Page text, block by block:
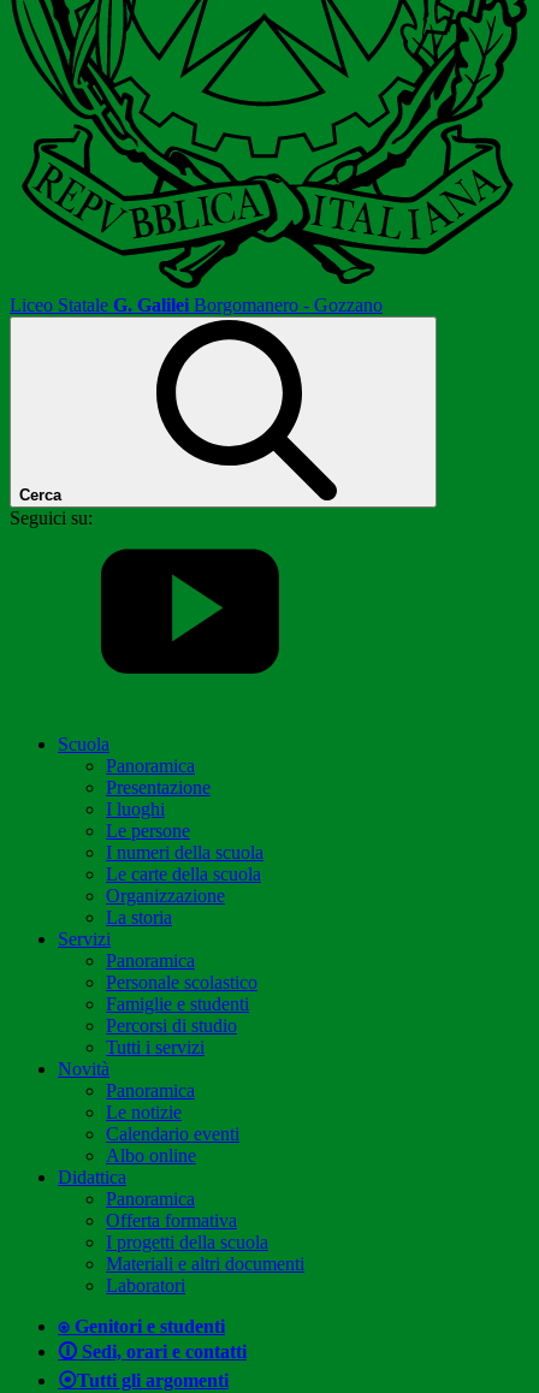
Liceo Statale G. Galilei Borgomanero - Gozzano
Cerca
Seguici su:
Scuola
Panoramica
Presentazione
I luoghi
Le persone
I numeri della scuola
Le carte della scuola
Organizzazione
La storia
Servizi
Panoramica
Personale scolastico
Famiglie e studenti
Percorsi di studio
Tutti i servizi
Novità
Panoramica
Le notizie
Calendario eventi
Albo online
Didattica
Panoramica
Offerta formativa
I progetti della scuola
Materiali e altri documenti
Laboratori
⍟ Genitori e studenti
🛈 Sedi, orari e contatti
⦿Tutti gli argomenti